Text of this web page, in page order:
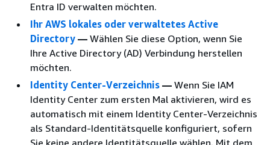
Entra ID verwalten möchten.
Ihr AWS lokales oder verwaltetes Active
Directory — Wählen Sie diese Option, wenn Sie
Ihre Active Directory (AD) Verbindung herstellen
möchten.
Identity Center-Verzeichnis — Wenn Sie IAM
Identity Center zum ersten Mal aktivieren, wird es
automatisch mit einem Identity Center-Verzeichnis
als Standard-Identitätsquelle konfiguriert, sofern
Sie keine andere Identitätsquelle wählen. Mit dem